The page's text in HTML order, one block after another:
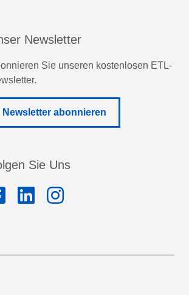
Newsletter
Sie unseren kostenlosen ETL-
Newsletter abonnieren
Sie Uns